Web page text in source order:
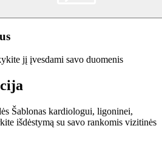
jį įvesdami savo duomenis
Šablonas kardiologui, ligoninei,
išdėstymą su savo rankomis vizitinės